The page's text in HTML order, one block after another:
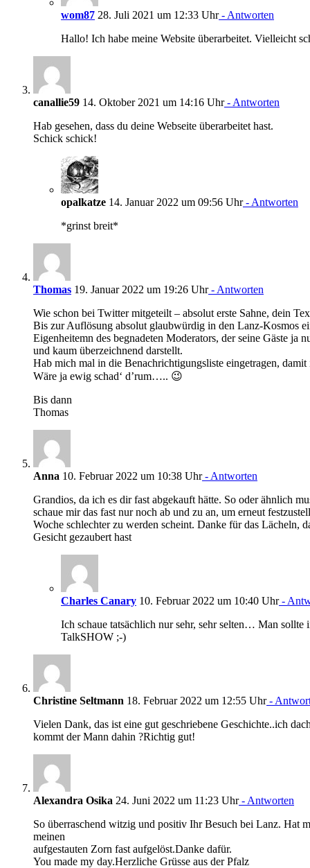
wom87 28. Juli 2021 um 12:33 Uhr- Antworten
Hallo! Ich habe meine Website überarbeitet. Vielleicht
canallie59 14. Oktober 2021 um 14:16 Uhr- Antworten
Hab gesehen, dass du deine Webseite überarbeitet hast.
Schick schick!
opalkatze 14. Januar 2022 um 09:56 Uhr- Antworten
*grinst breit*
Thomas 19. Januar 2022 um 19:26 Uhr- Antworten
Wie schon bei Twitter mitgeteilt – absolut erste Sahne, dein
Bis zur Auflösung absolut glaubwürdig in den Lanz-Kosmos
Eigenheitemn des begnadeten Moderators, der seine Gäste ja
und kaum überzeichnend darstellt.
Hab mich mal in die Benachrichtigungsliste eingetragen, damit
Wäre ja ewig schad‘ d’rum….. 😉
Bis dann
Thomas
Anna 10. Februar 2022 um 10:38 Uhr- Antworten
Grandios, da ich es dir fast abgekauft hätte. So oder ähnlich
schaue mir das fast nur noch ab und zu an, um erneut
Woche schlechter zu werden scheint. Danke für das Lächeln,
Gesicht gezaubert hast
Charles Canary 10. Februar 2022 um 10:40 Uhr-
Ich schaue tatsächlich nur sehr, sehr selten… Man sollte
TalkSHOW ;-)
Christine Seltmann 18. Februar 2022 um 12:55 Uhr-
Vielen Dank, das ist eine gut geschriebene Geschichte..ich
kommt der Mann dahin ?Richtig gut!
Alexandra Osika 24. Juni 2022 um 11:23 Uhr- Antworten
So überraschend witzig und positiv Ihr Besuch bei Lanz. Hat
meinen
aufgestauten Zorn fast aufgelöst.Danke dafür.
You made my day.Herzliche Grüsse aus der Pfalz